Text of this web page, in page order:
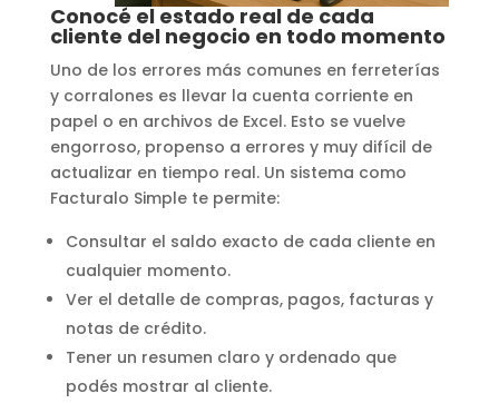
Conocé el estado real de cada
cliente del negocio en todo momento
Uno de los errores más comunes en ferreterías
y corralones es llevar la cuenta corriente en
papel o en archivos de Excel. Esto se vuelve
engorroso, propenso a errores y muy difícil de
actualizar en tiempo real. Un sistema como
Facturalo Simple te permite:
Consultar el saldo exacto de cada cliente en
cualquier momento.
Ver el detalle de compras, pagos, facturas y
notas de crédito.
Tener un resumen claro y ordenado que
podés mostrar al cliente.